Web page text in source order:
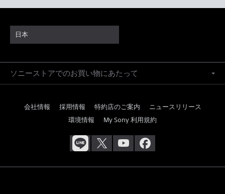
日本
ソニーストアでのお買い物にあたって
会社情報 採用情報 特約店のご案内
ニュースリリース
環境情報
My Sony 利用規約